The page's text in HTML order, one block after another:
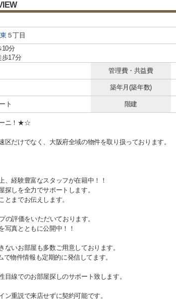
５丁目
10分
歩17分
管理費・共益費
築年月(築年数)
ト 階建
ニ！★☆
区だけでなく、大阪府全域の物件を取り扱っております。
経験豊富なスタッフが在籍中！！
探しを全力でサポートします。
とまでお伝えします。
評価をいただいております。
写真とともに公開中！！
いお部屋も多数ご用意しております。
で物件情報も定期的に発信してます。
線でのお部屋探しのサポート致します。
重説で来店せずに契約可能です。